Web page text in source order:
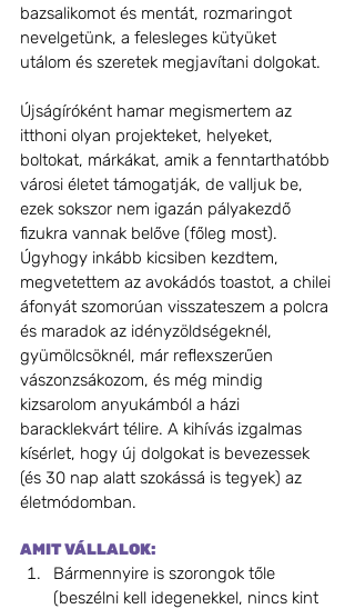
bazsalikomot és mentát, rozmaringot
nevelgetünk, a felesleges kütyüket
utálom és szeretek megjavítani dolgokat.
Újságíróként hamar megismertem az
itthoni olyan projekteket, helyeket,
boltokat, márkákat, amik a fenntarthatóbb
városi életet támogatják, de valljuk be,
ezek sokszor nem igazán pályakezdő
fizukra vannak belőve (főleg most).
Úgyhogy inkább kicsiben kezdtem,
megvetettem az avokádós toastot, a chilei
áfonyát szomorúan visszateszem a polcra
és maradok az idényzöldségeknél,
gyümölcsöknél, már reflexszerűen
vászonzsákozom, és még mindig
kizsarolom anyukámból a házi
baracklekvárt télire. A kihívás izgalmas
kísérlet, hogy új dolgokat is bevezessek
(és 30 nap alatt szokássá is tegyek) az
életmódomban.
AMIT VÁLLALOK:
Bármennyire is szorongok tőle
(beszélni kell idegenekkel, nincs kint